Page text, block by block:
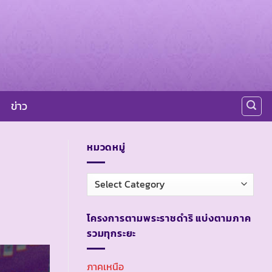
ข่าว
หมวดหมู่
หมวด
หมู่
โครงการตามพระราชดำริ แบ่งตามภาค
รวมทุกระยะ
ภาคเหนือ